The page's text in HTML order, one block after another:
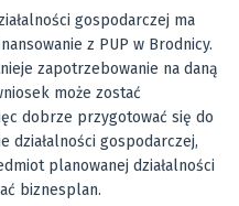
gospodarczej ma
z PUP w Brodnicy.
zapotrzebowanie na daną
może zostać
dobrze przygotować się do
działalności gospodarczej,
planowanej działalności
biznesplan.